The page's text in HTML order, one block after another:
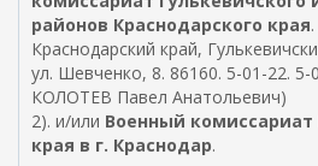
районов Краснодарского края
Краснодарский край,
ул. Шевченко, 8. 86160. 5-01-22. 5-
КОЛОТЕВ Павел Анатольевич)
2). и/или Военный комиссариат
края в г. Краснодар.